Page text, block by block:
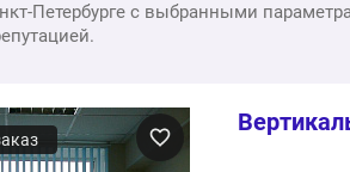
Петербурге с выбранными